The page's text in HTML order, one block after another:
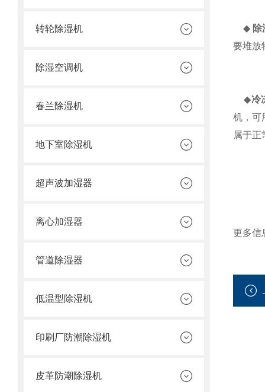
转轮除湿机
除湿空调机
春兰除湿机
地下室除湿机
超声波加湿器
离心加湿器
管道除湿器
低温型除湿机
印刷厂防潮除湿机
皮革防潮除湿机
◆ 除
要堆放
◆冷
机，可
属于正
更多信